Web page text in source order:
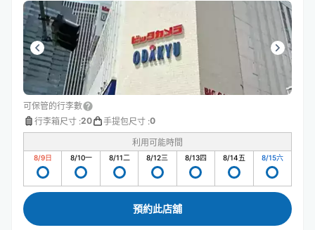
可保管的行李數
行李箱尺寸 :20 手提包尺寸 :0
利用可能時間
8/9日 8/10一 8/11二 8/12三 8/13四 8/14五 8/15六
預約此店舖